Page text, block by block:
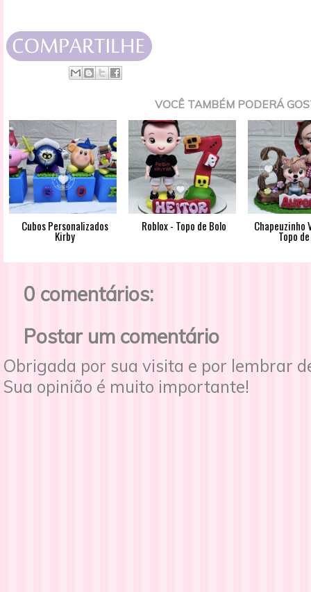
VOCÊ TAMBÉM PODERÁ
Cubos Personalizados
Kirby
Roblox - Topo de Bolo Chapeuzinho
Topo
0 comentários:
Postar um comentário
Obrigada por sua visita e por lembrar
Sua opinião é muito importante!